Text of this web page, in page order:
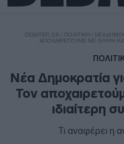
DEBATER.GR / ΠΟΛΙΤΙΚΗ / ΝΈΑ
ΑΠΟΧΑΙΡΕΤΟΎΜΕ ΜΕ ΘΛΊΨΗ ΚΑΙ
Νέα Δημοκρατία
Τον
ιδιαίτερη
Τι αναφέρει η